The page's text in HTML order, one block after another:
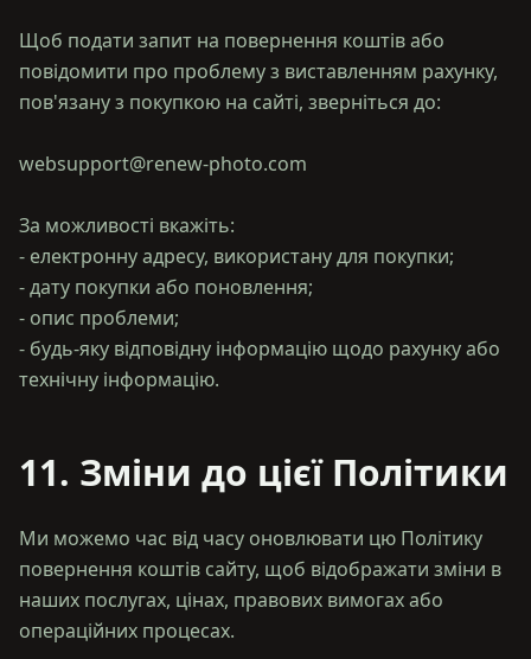
Щоб подати запит на повернення коштів або
повідомити про проблему з виставленням рахунку,
пов'язану з покупкою на сайті, зверніться до:
websupport@renew-photo.com
За можливості вкажіть:
- електронну адресу, використану для покупки;
- дату покупки або поновлення;
- опис проблеми;
- будь-яку відповідну інформацію щодо рахунку або
11. Зміни до цієї Політики
Ми можемо час від часу оновлювати цю Політику
повернення коштів сайту, щоб відображати зміни в
наших послугах, цінах, правових вимогах або
операційних процесах.